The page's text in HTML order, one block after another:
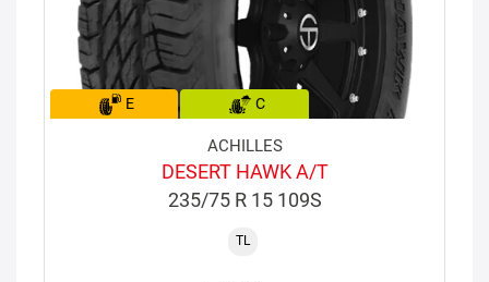
E C
ACHILLES
DESERT HAWK A/T
235/75 R 15 109S
TL